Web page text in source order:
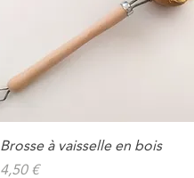
Aperçu rapide
Brosse à vaisselle en bois
Prix
4,50 €